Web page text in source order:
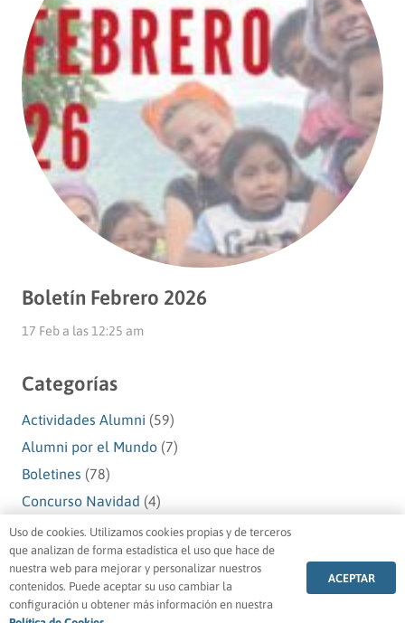
Boletín Febrero 2026
17 Feb a las 12:25 am
Categorías
Actividades Alumni (59)
Alumni por el Mundo (7)
Boletines (78)
Concurso Navidad (4)
Navidad Alumni(10)
Premios Alumni (1)
Testimonios Alumni(49)
Voluntariado Alumni (5)
Uso de cookies. Utilizamos cookies propias y de terceros
que analizan de forma estadística el uso que hace de
nuestra web para mejorar y personalizar nuestros
contenidos. Puede aceptar su uso cambiar la
configuración u obtener más información en nuestra
ACEPTAR